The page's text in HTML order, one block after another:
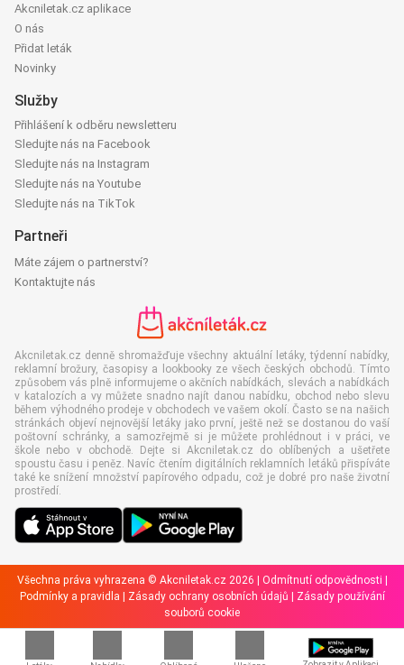
Akcniletak.cz aplikace
O nás
Přidat leták
Novinky
Služby
Přihlášení k odběru newsletteru
Sledujte nás na Facebook
Sledujte nás na Instagram
Sledujte nás na Youtube
Sledujte nás na TikTok
Partneři
Máte zájem o partnerství?
Kontaktujte nás
Akcniletak.cz denně shromažďuje všechny aktuální letáky, týdenní nabídky,
reklamní brožury, časopisy a lookbooky ze všech českých obchodů. Tímto
způsobem vás plně informujeme o akčních nabídkách, slevách a nabídkách
v katalozích a vy můžete snadno najít danou nabídku, obchod nebo slevu
během výhodného prodeje v obchodech ve vašem okolí. Často se na našich
stránkách objeví nejnovější letáky jako první, ještě než se dostanou do vaší
poštovní schránky, a samozřejmě si je můžete prohlédnout i v práci, ve
škole nebo v obchodě. Dejte si Akcniletak.cz do oblíbených a ušetřete
spoustu času i peněz. Navíc čtením digitálních reklamních letáků přispíváte
také ke snížení množství papírového odpadu, což je dobré pro naše životní
prostředí.
Všechna práva vyhrazena © Akcniletak.cz 2026 | Odmítnutí odpovědnosti |
Podmínky a pravidla | Zásady ochrany osobních údajů | Zásady používání
souborů cookie